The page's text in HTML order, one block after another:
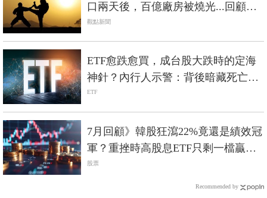
口兩天後，百億廠房被燒光...回顧晶
圓雙雄的恩仇史
觀點新聞
ETF愈跌愈買，成台股大跌時的定海
神針？內行人示警：背後暗藏死亡螺
旋風險
ETF
7月回顧》韓股狂瀉22%竟還是績效冠
軍？重挫時高股息ETF只剩一檔贏過
0050
股票
Recommended by